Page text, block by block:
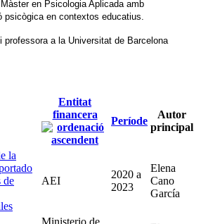
en Psicologia Aplicada amb
psicògica en contextos educatius.
professora a la Universitat de Barcelona
Entitat
financera
Període
Autor
principal
la
de
AEI
2020 a
2023
Elena
Cano
García